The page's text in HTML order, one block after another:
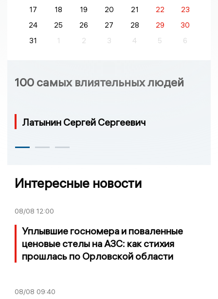
17
18 19 20 21 22
23
24
25 26 27 28 29
30
31
1 2 3 4 5 6
100 самых влиятельных людей
Латынин Сергей Сергеевич
Интересные новости
08/08 12:00
Уплывшие госномера и поваленные
ценовые стелы на АЗС: как стихия
прошлась по Орловской области
08/08 09:40